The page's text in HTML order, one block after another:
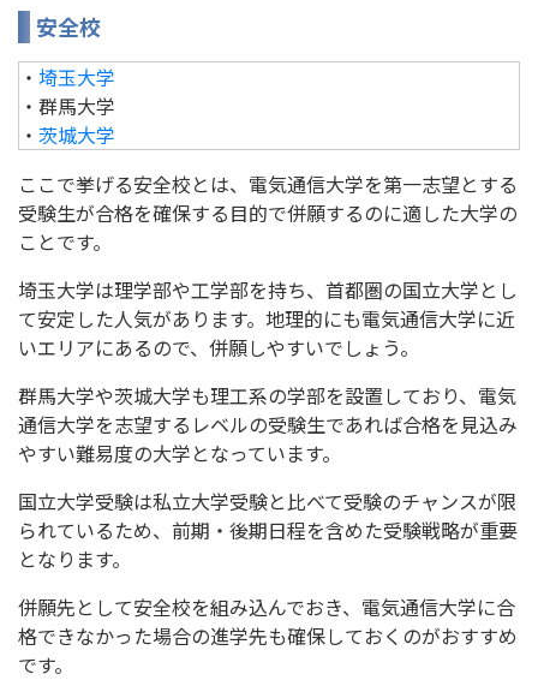
安全校
・ 埼玉大学
・群馬大学
・ 茨城大学
ここで挙げる安全校とは、電気通信大学を第一志望とする
受験生が合格を確保する目的で併願するのに適した大学の
ことです。
埼玉大学は理学部や工学部を持ち、首都圏の国立大学とし
て安定した人気があります。地理的にも電気通信大学に近
いエリアにあるので、併願しやすいでしょう。
群馬大学や茨城大学も理工系の学部を設置しており、電気
通信大学を志望するレベルの受験生であれば合格を見込み
やすい難易度の大学となっています。
国立大学受験は私立大学受験と比べて受験のチャンスが限
られているため、前期・後期日程を含めた受験戦略が重要
となります。
併願先として安全校を組み込んでおき、電気通信大学に合
格できなかった場合の進学先も確保しておくのがおすすめ
です。